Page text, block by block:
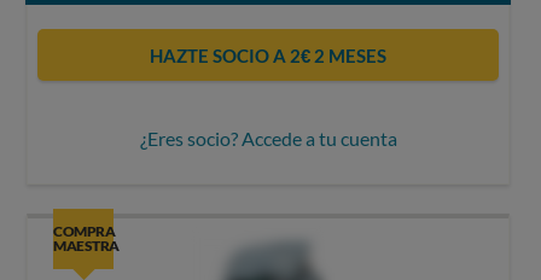
HAZTE SOCIO A 2€ 2 MESES
¿Eres socio? Accede a tu cuenta
COMPRA
MAESTRA